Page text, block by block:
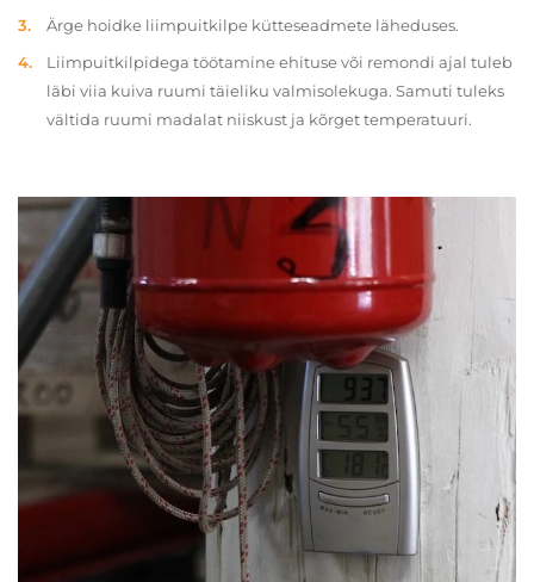
Ärge hoidke liimpuitkilpe kütteseadmete läheduses.
Liimpuitkilpidega töötamine ehituse või remondi ajal tuleb
läbi viia kuiva ruumi täieliku valmisolekuga. Samuti tuleks
vältida ruumi madalat niiskust ja kõrget temperatuuri.